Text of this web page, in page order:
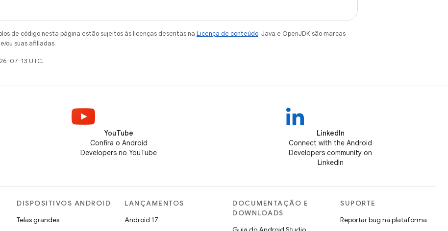
de código nesta página estão sujeitos às licenças descritas na Licença de conteúdo. Java e OpenJDK são marcas
ou suas afiliadas.
07-13 UTC.
YouTube
Confira o Android
Developers no YouTube
LinkedIn
Connect with the Android
Developers community on
LinkedIn
DISPOSITIVOS ANDROID
Telas grandes
LANÇAMENTOS
Android 17
DOCUMENTAÇÃO E
DOWNLOADS
SUPORTE
Reportar bug na plataforma